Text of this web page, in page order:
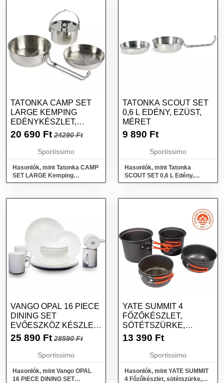
TATONKA CAMP SET
LARGE KEMPING
EDÉNYKÉSZLET,
EZÜST, MÉRET
20 690 Ft 24290 Ft
Sportissimo
Hasonlók, mint Tatonka CAMP
SET LARGE Kemping
edénykészlet, ezüst, méret
TATONKA SCOUT SET
0,6 L EDÉNY, EZÜST,
MÉRET
9 890 Ft
Sportissimo
Hasonlók, mint Tatonka
SCOUT SET 0,6 L Edény,
ezüst, méret
VANGO OPAL 16 PIECE
DINING SET
EVŐESZKÖZ KÉSZLET,
FEHÉR, MÉRET
25 890 Ft 28590 Ft
Sportissimo
Hasonlók, mint Vango OPAL
16 PIECE DINING SET
YATE SUMMIT 4
FŐZŐKÉSZLET,
SÖTÉTSZÜRKE,
MÉRET
13 390 Ft
Sportissimo
Hasonlók, mint YATE SUMMIT
4 Főzőkészlet, sötétszürke,